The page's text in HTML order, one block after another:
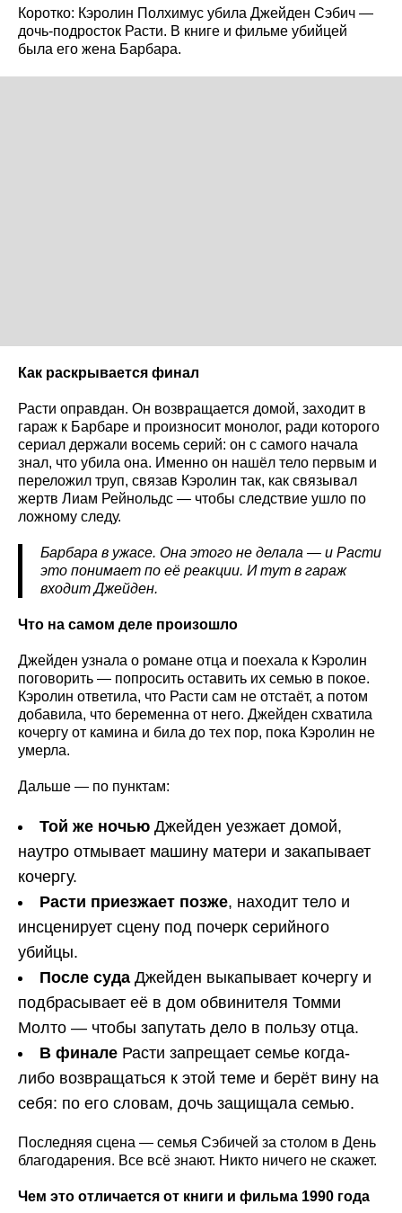
Коротко: Кэролин Полхимус убила Джейден Сэбич —
дочь-подросток Расти. В книге и фильме убийцей
была его жена Барбара.
Как раскрывается финал
Расти оправдан. Он возвращается домой, заходит в
гараж к Барбаре и произносит монолог, ради которого
сериал держали восемь серий: он с самого начала
знал, что убила она. Именно он нашёл тело первым и
переложил труп, связав Кэролин так, как связывал
жертв Лиам Рейнольдс — чтобы следствие ушло по
ложному следу.
Барбара в ужасе. Она этого не делала — и Расти
это понимает по её реакции. И тут в гараж
входит Джейден.
Что на самом деле произошло
Джейден узнала о романе отца и поехала к Кэролин
поговорить — попросить оставить их семью в покое.
Кэролин ответила, что Расти сам не отстаёт, а потом
добавила, что беременна от него. Джейден схватила
кочергу от камина и била до тех пор, пока Кэролин не
умерла.
Дальше — по пунктам:
Той же ночью Джейден уезжает домой,
наутро отмывает машину матери и закапывает
кочергу.
Расти приезжает позже, находит тело и
инсценирует сцену под почерк серийного
убийцы.
После суда Джейден выкапывает кочергу и
подбрасывает её в дом обвинителя Томми
Молто — чтобы запутать дело в пользу отца.
В финале Расти запрещает семье когда-
либо возвращаться к этой теме и берёт вину на
себя: по его словам, дочь защищала семью.
Последняя сцена — семья Сэбичей за столом в День
благодарения. Все всё знают. Никто ничего не скажет.
Чем это отличается от книги и фильма 1990 года